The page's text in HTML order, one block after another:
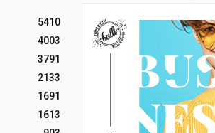
5410
4003
3791
2133
1691
1613